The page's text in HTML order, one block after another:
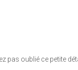
oublié ce petite